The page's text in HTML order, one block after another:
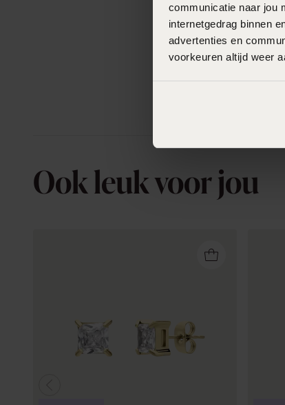
communicatie naar jou
internetgedrag binnen
advertenties en
voorkeuren altijd weer
Ook leuk voor jou